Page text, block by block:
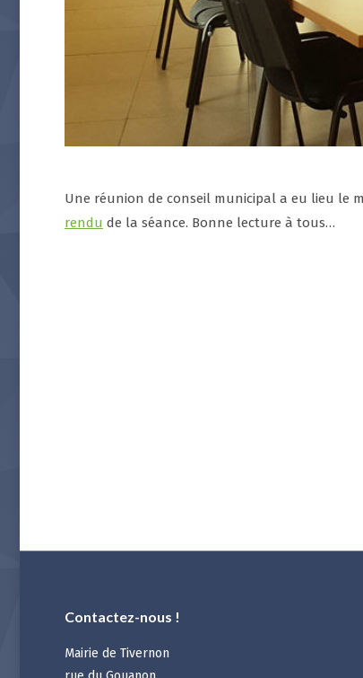
Une réunion de conseil municipal a eu lieu le
rendu de la séance. Bonne lecture à tous…
Contactez-nous !
Mairie de Tivernon